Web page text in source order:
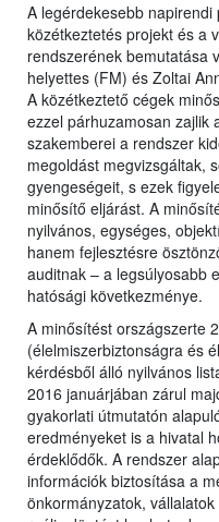
A legérdekesebb
közétkeztetés projekt és a
rendszerének bemutatása
helyettes (FM) és Zoltai
A közétkeztető cégek
ezzel párhuzamosan zajlik
szakemberei a rendszer
megoldást megvizsgáltak,
gyengeségeit, s ezek
minősítő eljárást. A
nyilvános, egységes,
hanem fejlesztésre
auditnak – a legsúlyosabb
hatósági következménye.
A minősítést országszerte
(élelmiszerbiztonságra és
kérdésből álló nyilvános
2016 januárjában zárul
gyakorlati útmutatón
eredményeket is a hivatal
érdeklődők. A rendszer
információk biztosítása a
önkormányzatok,